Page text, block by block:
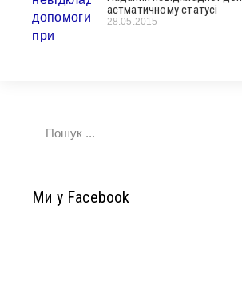
астматичному статусі
28.05.2015
Ми у Facebook